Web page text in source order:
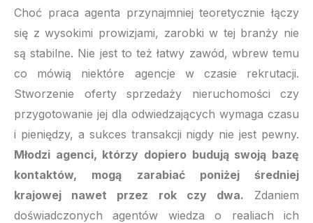
Choć praca agenta przynajmniej teoretycznie łączy
się z wysokimi prowizjami, zarobki w tej branży nie
są stabilne. Nie jest to też łatwy zawód, wbrew temu
co mówią niektóre agencje w czasie rekrutacji.
Stworzenie oferty sprzedaży nieruchomości czy
przygotowanie jej dla odwiedzających wymaga czasu
i pieniędzy, a sukces transakcji nigdy nie jest pewny.
Młodzi agenci, którzy dopiero budują swoją bazę
kontaktów, mogą zarabiać poniżej średniej
krajowej nawet przez rok czy dwa. Zdaniem
doświadczonych agentów wiedza o realiach ich